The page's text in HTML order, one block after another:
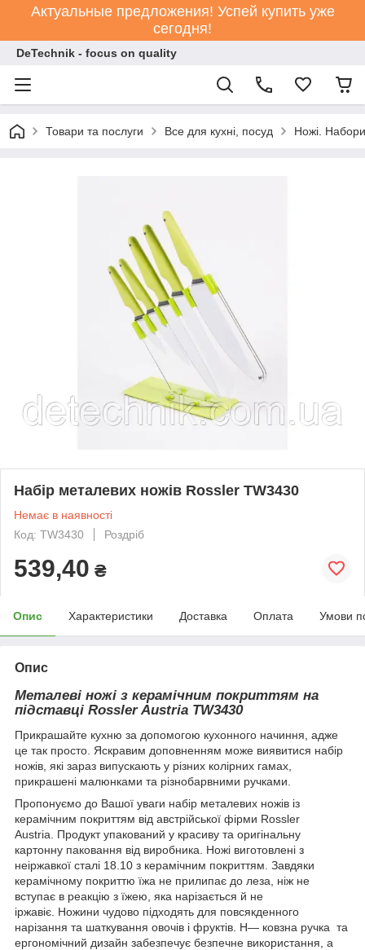
Актуальные предложения! Успей купить уже
сегодня!
DeTechnik - focus on quality
Товари та послуги Все для кухні, посуд Ножі.
Набір металевих ножів Rossler TW3430
Немає в наявності
Код: TW3430
Роздріб
539,40 ₴
Опис Характеристики Доставка Оплата Умови
Опис
Металеві ножі з керамічним покриттям на
підставці Rossler Austria TW3430
Прикрашайте кухню за допомогою кухонного начиння, адже
це так просто. Яскравим доповненням може виявитися набір
ножів, які зараз випускають у різних колірних гамах,
прикрашені малюнками та різнобарвними ручками.
Пропонуємо до Вашої уваги набір металевих ножів із
керамічним покриттям від австрійської фірми Rossler
Austria. Продукт упакований у красиву та оригінальну
картонну паковання від виробника. Ножі виготовлені з
неіржавкої сталі 18.10 з керамічним покриттям. Завдяки
керамічному покриттю їжа не прилипає до леза, ніж не
вступає в реакцію з їжею, яка нарізається й не
іржавіє. Ножини чудово підходять для повсякденного
нарізання та шаткування овочів і фруктів. Н— ковзна ручка та
ергономічний дизайн забезпечує безпечне використання, а